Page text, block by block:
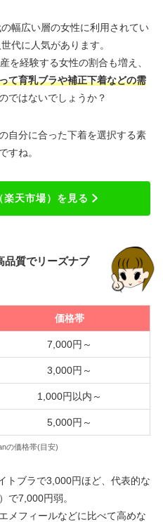
幅広い層の女性に利用されてい
代に人気があります。
を経験する女性の割合も増え、
て育乳ブラや補正下着などの需
ではないでしょうか？
自分に合った下着を選択する素
すね。
天市場）を見る
品質でリーズナブ
価格帯
7,000円～
3,000円～
1,000円以内～
5,000円～
の価格帯(目安)
トブラで3,000円ほど、代表的な
で7,000円弱。
メフィールなどに比べて高めな